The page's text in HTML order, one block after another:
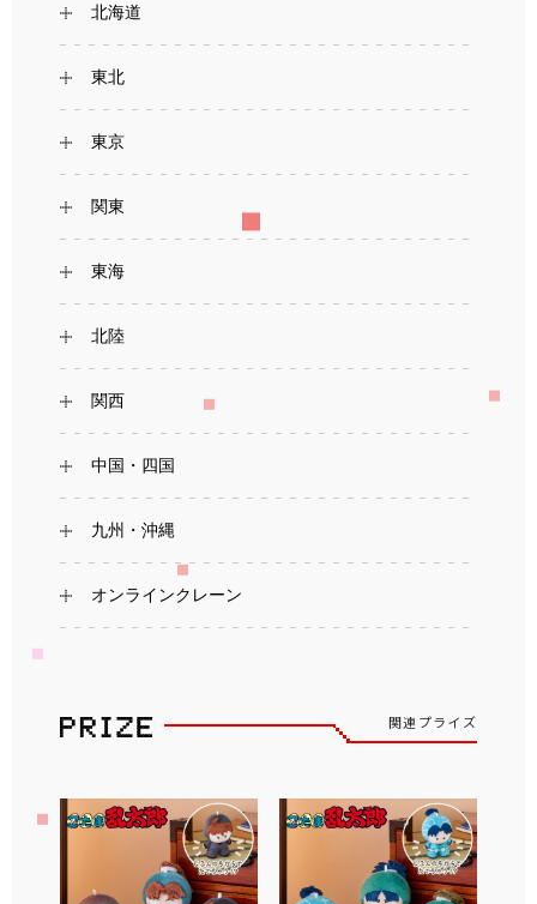
北海道
東北
東京
関東
東海
北陸
関西
中国・四国
九州・沖縄
オンラインクレーン
関連プライズ